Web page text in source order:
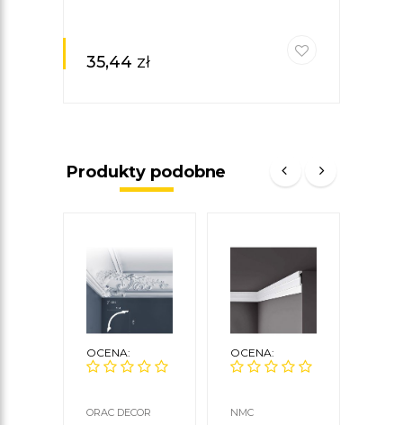
35,44 zł
Produkty podobne
OCENA:
ORAC DECOR
OCENA:
NMC